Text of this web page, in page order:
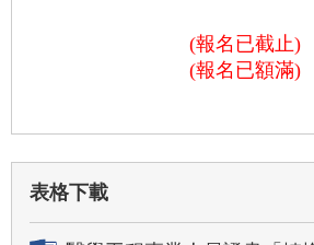
(報名已截止)
(報名已額滿)
表格下載